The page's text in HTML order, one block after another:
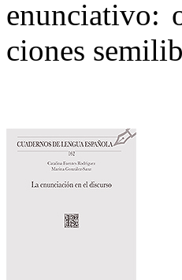
enunciativo:
ciones